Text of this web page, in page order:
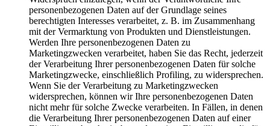
personenbezogenen Daten auf der Grundlage seines
berechtigten Interesses verarbeitet, z. B. im Zusammenhang
mit der Vermarktung von Produkten und Dienstleistungen.
Werden Ihre personenbezogenen Daten zu
Marketingzwecken verarbeitet, haben Sie das Recht, jederzeit
der Verarbeitung Ihrer personenbezogenen Daten für solche
Marketingzwecke, einschließlich Profiling, zu widersprechen.
Wenn Sie der Verarbeitung zu Marketingzwecken
widersprechen, können wir Ihre personenbezogenen Daten
nicht mehr für solche Zwecke verarbeiten. In Fällen, in denen
die Verarbeitung Ihrer personenbezogenen Daten auf einer